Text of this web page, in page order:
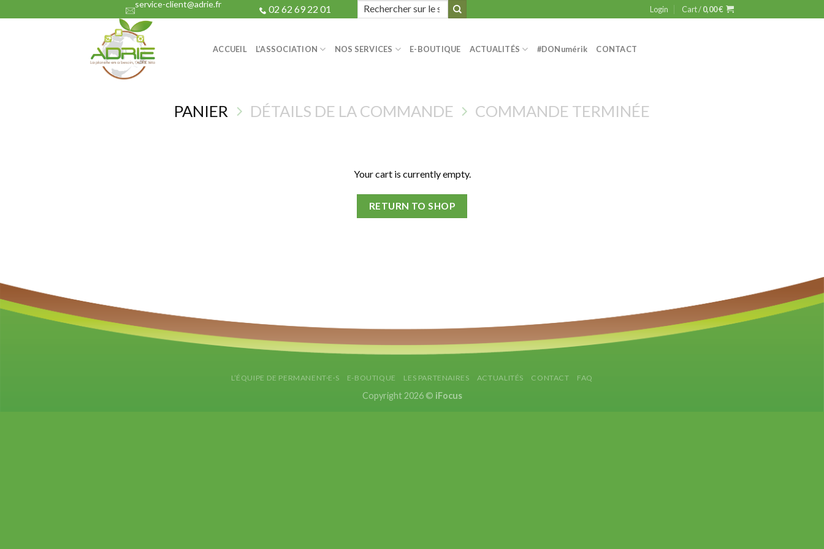
to
service-client@adrie.fr 02 62 69 22 01
Search
Login Cart /0,00€
ACCUEIL L’ASSOCIATION NOS SERVICES E-BOUTIQUE ACTUALITÉS #DONumérik CONTACT
PANIER DÉTAILS DE LA COMMANDE COMMANDE TERMINÉE
Your cart is currently empty.
RETURN TO SHOP
L’ÉQUIPE DE PERMANENT·E·S E-BOUTIQUE LES PARTENAIRES ACTUALITÉS CONTACT FAQ
Copyright 2026 © iFocus